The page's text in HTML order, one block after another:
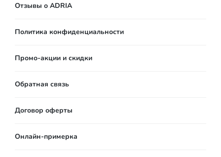
Отзывы о ADRIA
Политика конфиденциальности
Промо-акции и скидки
Обратная связь
Договор оферты
Онлайн-примерка